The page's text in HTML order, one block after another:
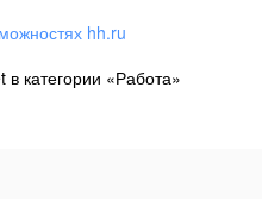
hh.ru
категории «Работа»